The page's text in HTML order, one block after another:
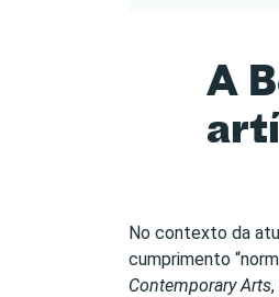
A
No contexto da
cumprimento
Contemporary Arts